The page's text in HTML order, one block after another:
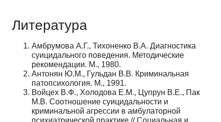
Литература
Амбрумова А.Г., Тихоненко В.А. Диагностика
суицидального поведения. Методические
рекомендации. М., 1980.
Антонян Ю.М., Гульдан В.В. Криминальная
патопсихология. М., 1991.
Войцех В.Ф., Холодова Е.М., Цупрун В.Е., Пак
М.В. Соотношение суицидальности и
криминальной агрессии в амбулаторной
психиатрической практике // Социальная и